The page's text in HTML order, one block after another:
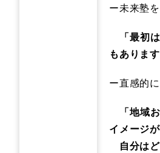
ー未来塾
「最初
もありま
ー直感的
「地域
イメージ
自分はど